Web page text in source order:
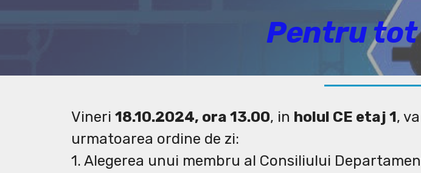
Pentru tot
Vineri 18.10.2024, ora 13.00, in holul CE etaj 1,
urmatoarea ordine de zi:
1. Alegerea unui membru al Consiliului